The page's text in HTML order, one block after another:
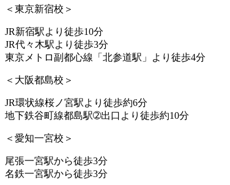
＜東京新宿校＞
JR新宿駅より徒歩10分
JR代々木駅より徒歩3分
東京メトロ副都心線「北参道駅」より徒歩4分
＜大阪都島校＞
JR環状線桜ノ宮駅より徒歩約6分
地下鉄谷町線都島駅➁出口より徒歩約10分
＜愛知一宮校＞
尾張一宮駅から徒歩3分
名鉄一宮駅から徒歩3分